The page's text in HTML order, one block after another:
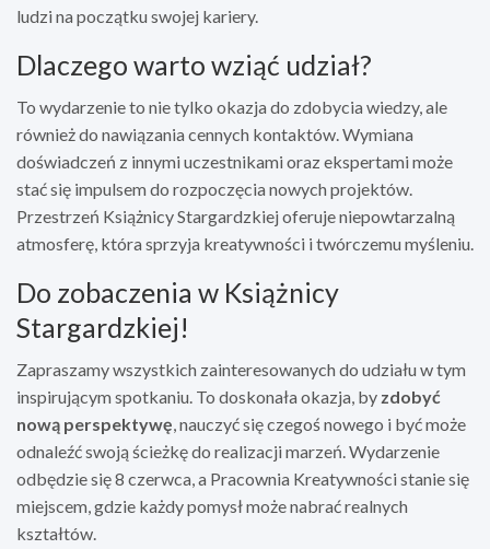
ludzi na początku swojej kariery.
Dlaczego warto wziąć udział?
To wydarzenie to nie tylko okazja do zdobycia wiedzy, ale
również do nawiązania cennych kontaktów. Wymiana
doświadczeń z innymi uczestnikami oraz ekspertami może
stać się impulsem do rozpoczęcia nowych projektów.
Przestrzeń Książnicy Stargardzkiej oferuje niepowtarzalną
atmosferę, która sprzyja kreatywności i twórczemu myśleniu.
Do zobaczenia w Książnicy
Stargardzkiej!
Zapraszamy wszystkich zainteresowanych do udziału w tym
inspirującym spotkaniu. To doskonała okazja, by zdobyć
nową perspektywę , nauczyć się czegoś nowego i być może
odnaleźć swoją ścieżkę do realizacji marzeń. Wydarzenie
odbędzie się 8 czerwca, a Pracownia Kreatywności stanie się
miejscem, gdzie każdy pomysł może nabrać realnych
kształtów.